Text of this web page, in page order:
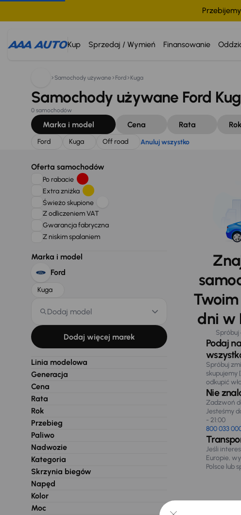
Kup Sprzedaj / Wymień Finansowanie
Szukam: Anuluj wszystko
Samochody używane Ford Kuga
Samochody używane Ford
0 samochodów
Marka i model Cena Rata Rok
Ford Kuga Off road Anuluj wszystko
Oferta samochodów
Po rabacie
Extra zniżka
Świeżo skupione
Z odliczeniem VAT
Gwarancja fabryczna
Z niskim spalaniem
Marka i model
Ford
Kuga
Dodaj model
Dodaj więcej marek
Linia modelowa
Generacja
Cena
Rata
Rok
Przebieg
Paliwo
Nadwozie
Kategoria
Skrzynia biegów
Napęd
Kolor
Moc
dni w
Podaj
Spróbuj
skupujemy
odkupić
Nie
Zadzwoń
Jesteśmy
- 21:00
800 033
Jeśli
Europie,
Polsce lub